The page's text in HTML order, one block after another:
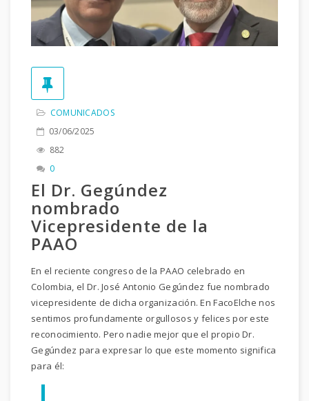
COMUNICADOS
03/06/2025
882
0
El Dr. Gegúndez
nombrado
Vicepresidente de la
PAAO
En el reciente congreso de la PAAO celebrado en
Colombia, el Dr. José Antonio Gegúndez fue nombrado
vicepresidente de dicha organización. En FacoElche nos
sentimos profundamente orgullosos y felices por este
reconocimiento. Pero nadie mejor que el propio Dr.
Gegúndez para expresar lo que este momento significa
para él: